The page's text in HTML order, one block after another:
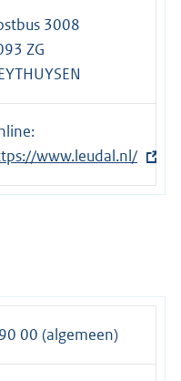
3008
ZG
x
t
l
i
www.leudal.nl/
00 (algemeen)